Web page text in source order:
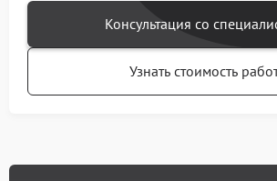
Консультация со
Узнать стоимость